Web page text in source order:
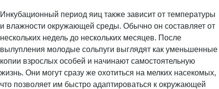
Инкубационный период яиц также зависит от температуры
и влажности окружающей среды. Обычно он составляет от
нескольких недель до нескольких месяцев. После
вылупления молодые сольпуги выглядят как уменьшенные
копии взрослых особей и начинают самостоятельную
жизнь. Они могут сразу же охотиться на мелких насекомых,
что позволяет им быстро адаптироваться к окружающей